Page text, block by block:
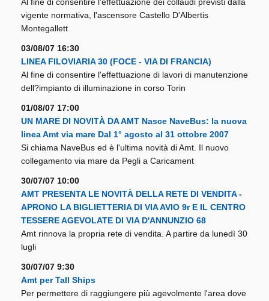
Al fine di consentire l'effettuazione dei collaudi previsti dalla
vigente normativa, l'ascensore Castello D'Albertis
Montegallett
03/08/07 16:30
LINEA FILOVIARIA 30 (FOCE - VIA DI FRANCIA)
Al fine di consentire l'effettuazione di lavori di manutenzione
dell?impianto di illuminazione in corso Torin
01/08/07 17:00
UN MARE DI NOVITÀ DA AMT Nasce NaveBus: la nuova
linea Amt via mare Dal 1° agosto al 31 ottobre 2007
Si chiama NaveBus ed è l'ultima novità di Amt. Il nuovo
collegamento via mare da Pegli a Caricament
30/07/07 10:00
AMT PRESENTA LE NOVITÀ DELLA RETE DI VENDITA -
APRONO LA BIGLIETTERIA DI VIA AVIO 9r E IL CENTRO
TESSERE AGEVOLATE DI VIA D'ANNUNZIO 68
Amt rinnova la propria rete di vendita. A partire da lunedì 30
lugli
30/07/07 9:30
Amt per Tall Ships
Per permettere di raggiungere più agevolmente l'area dove